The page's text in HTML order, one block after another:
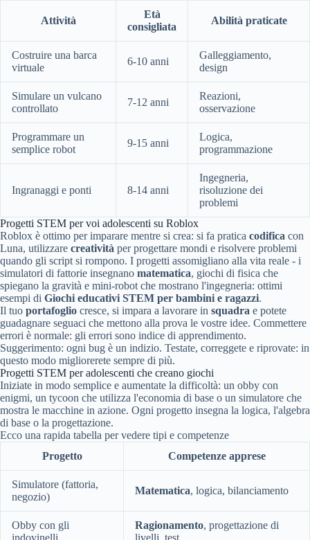
Attività
Età
consigliata
Abilità praticate
Costruire una barca
virtuale
6-10 anni
Galleggiamento,
design
Simulare un vulcano
controllato
7-12 anni
Reazioni,
osservazione
Programmare un
semplice robot
9-15 anni
Logica,
programmazione
Ingranaggi e ponti 8-14 anni
Ingegneria,
risoluzione dei
problemi
Progetti STEM per voi adolescenti su Roblox
Roblox è ottimo per imparare mentre si crea: si fa pratica codifica con
Luna, utilizzare creatività per progettare mondi e risolvere problemi
quando gli script si rompono. I progetti assomigliano alla vita reale - i
simulatori di fattorie insegnano matematica, giochi di fisica che
spiegano la gravità e mini-robot che mostrano l'ingegneria: ottimi
esempi di Giochi educativi STEM per bambini e ragazzi.
Il tuo portafoglio cresce, si impara a lavorare in squadra e potete
guadagnare seguaci che mettono alla prova le vostre idee. Commettere
errori è normale: gli errori sono indice di apprendimento.
Suggerimento: ogni bug è un indizio. Testate, correggete e riprovate: in
questo modo migliorerete sempre di più.
Progetti STEM per adolescenti che creano giochi
Iniziate in modo semplice e aumentate la difficoltà: un obby con
enigmi, un tycoon che utilizza l'economia di base o un simulatore che
mostra le macchine in azione. Ogni progetto insegna la logica, l'algebra
di base o la progettazione.
Ecco una rapida tabella per vedere tipi e competenze
Progetto
Competenze apprese
Simulatore (fattoria,
negozio)
Matematica, logica, bilanciamento
Obby con gli
indovinelli
Ragionamento, progettazione di
livelli, test